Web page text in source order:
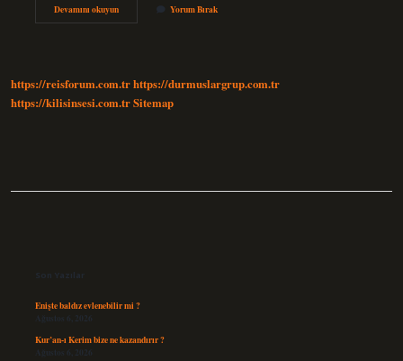
Devamını okuyunEşimin
Amcası
Yorum Bırak
https://reisforum.com.trhttps://durmuslargrup.com.tr
https://kilisinsesi.com.trSitemap
Son Yazılar
Enişte baldız evlenebilir mi ?
Ağustos 6, 2026
Kur’an-ı Kerim bize ne kazandırır ?
Ağustos 6, 2026